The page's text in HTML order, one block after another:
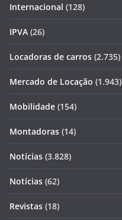
Internacional (128)
IPVA (26)
Locadoras de carros (2.735)
Mercado de Locação (1.943)
Mobilidade (154)
Montadoras (14)
Notícias (3.828)
Notícias (62)
Revistas (18)